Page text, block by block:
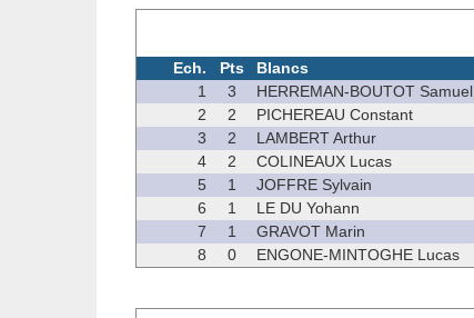
Ech. Pts Blancs
1
3 HERREMAN-BOUTOT Samuel
2
2 PICHEREAU Constant
3
2 LAMBERT Arthur
4
2 COLINEAUX Lucas
5
1 JOFFRE Sylvain
6
1 LE DU Yohann
7
1 GRAVOT Marin
8
0 ENGONE-MINTOGHE Lucas